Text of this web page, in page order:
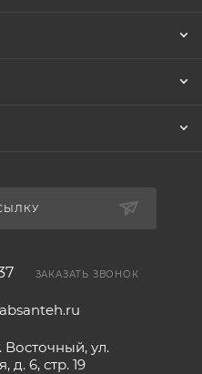
ЗАКАЗАТЬ ЗВОНОК
Восточный, ул.
д. 6, стр. 19